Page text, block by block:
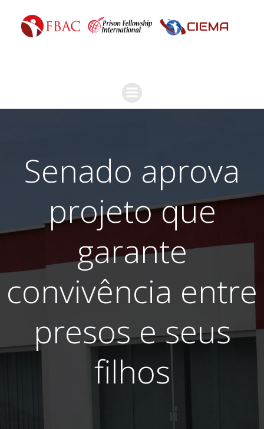
Senado aprova
projeto que
garante
convivência entre
presos e seus
filhos